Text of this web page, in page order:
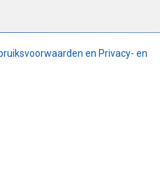
en Privacy- en